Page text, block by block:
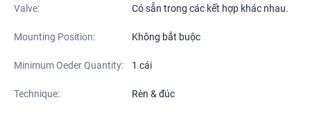
Valve: Có sẵn trong các kết hợp khác nhau.
Mounting Position: Không bắt buộc
Minimum Oeder Quantity: 1 cái
Technique: Rèn & đúc